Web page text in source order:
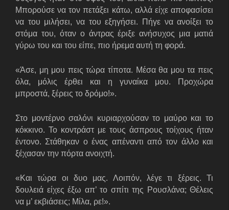
Μπορούσε να τον πετάξει κάτω, αλλά είχε αποφασίσει
να του μιλήσει, να του εξηγήσει. Πήγε να ανοίξει το
στόμα του, όταν ο άντρας έριξε ανήσυχος μια ματιά
γύρω του και του είπε, πιο ήρεμα αυτή τη φορά.
«Άσε, μη μου πεις τώρα τίποτα. Μέσα θα μου τα πεις
όλα, μόλις έρθει και η γυναίκα μου. Προχώρα
μπροστά, ξέρεις το δρόμο!».
Στο μοντέρνο σαλόνι κυριαρχούσαν το μαύρο και το
κόκκινο. Το κοντράστ με τους άσπρους τοίχους ήταν
έντονο. Στάθηκαν ο ένας απέναντι από τον άλλο και
ξέχασαν την πόρτα ανοιχτή.
«Και τώρα οι δυο μας. Λοιπόν, λέγε τι ξέρεις. Τι
δουλειά είχες έξω απ’ το σπίτι της Ρουσλάνα; Θέλεις
να μ’ εκβιάσεις; Μίλα, ρε!».